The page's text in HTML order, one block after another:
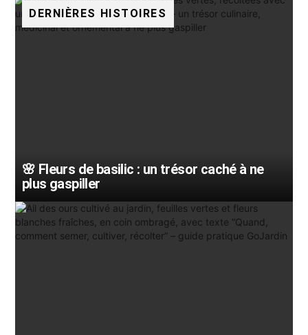
DERNIÈRES HISTOIRES
🌸 Fleurs de basilic : un trésor caché à ne
plus gaspiller